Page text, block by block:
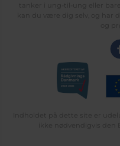
tanker i ung-til-ung eller
kan du være dig selv, og har
og
Indholdet på dette site er
ikke nødvendigvis den